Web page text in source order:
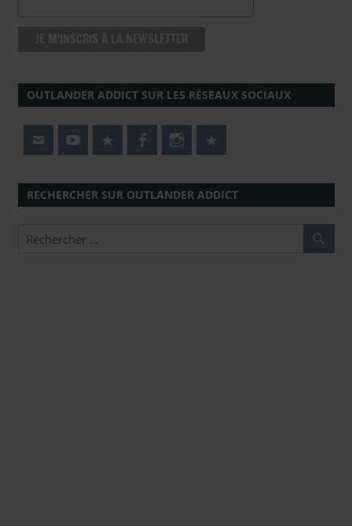
OUTLANDER ADDICT SUR LES RÉSEAUX SOCIAUX
RECHERCHER SUR OUTLANDER ADDICT